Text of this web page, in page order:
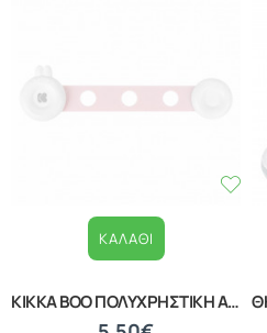
ΒΡΕΦΙΚΟ ΣΦΟΥΓΓΑΡΑΚΙ ΜΠΑΝΙΟΥ WHITE 20040210001
ΚΑΛΆΘΙ